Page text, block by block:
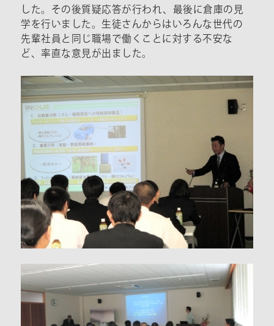
した。その後質疑応答が行われ、最後に倉庫の見
学を行いました。生徒さんからはいろんな世代の
先輩社員と同じ職場で働くことに対する不安な
ど、率直な意見が出ました。